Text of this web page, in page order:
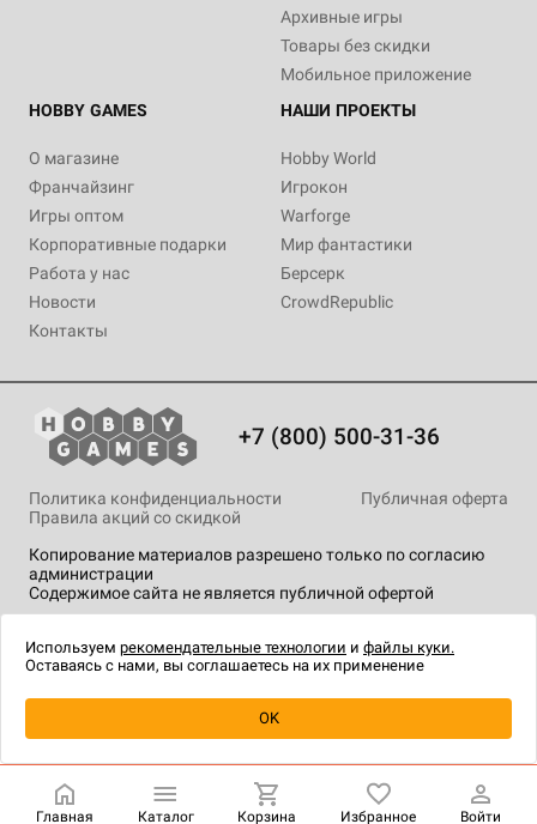
Уведомить о наличии
Архивные игры
Товары без скидки
Мобильное приложение
HOBBY GAMES
О магазине
Франчайзинг
Игры оптом
Корпоративные подарки
Работа у нас
Новости
Контакты
НАШИ ПРОЕКТЫ
Hobby World
Игрокон
Warforge
Мир фантастики
Берсерк
CrowdRepublic
+7 (800) 500-31-36
Копирование материалов разрешено только по согласию
администрации
Содержимое сайта не является публичной офертой
Политика конфиденциальности
Публичная оферта
Правила акций со скидкой
технологии.
Главная Каталог Корзина Избранное Войти
Используем рекомендательные технологии и файлы куки.
Оставаясь с нами, вы соглашаетесь на их применение
OK